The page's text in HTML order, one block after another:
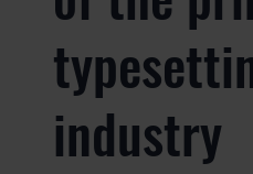
industry